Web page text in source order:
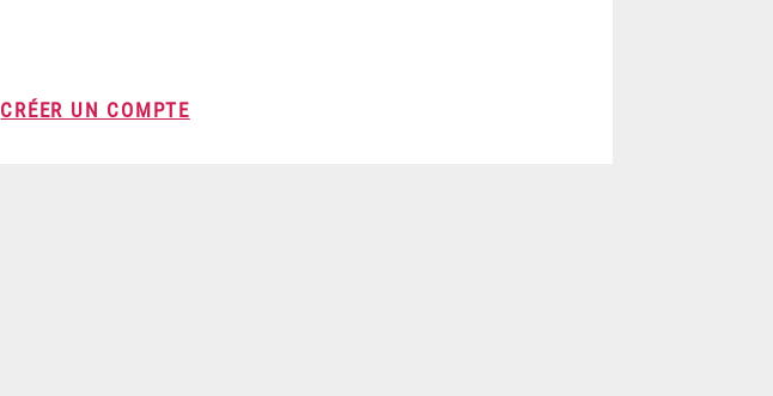
CRÉER UN COMPTE